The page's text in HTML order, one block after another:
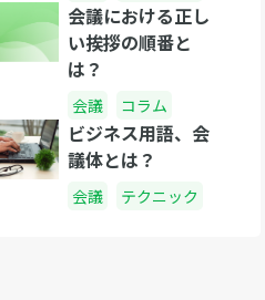
会議における正し
い挨拶の順番と
は？
会議 コラム
ビジネス用語、会
議体とは？
会議 テクニック